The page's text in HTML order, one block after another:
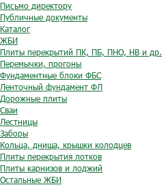
Письмо директору
Публичные документы
Каталог
ЖБИ
Плиты перекрытий ПК, ПБ, ПНО, НВ и др.
Перемычки, прогоны
Фундаментные блоки ФБС
Ленточный фундамент ФЛ
Дорожные плиты
Сваи
Лестницы
Заборы
Кольца, днища, крышки колодцев
Плиты перекрытия лотков
Плиты карнизов и лоджий
Остальные ЖБИ